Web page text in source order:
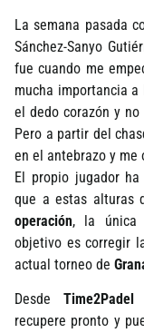
La semana pasada
Sánchez-Sanyo
fue cuando me
mucha importancia
el dedo corazón y
Pero a partir del
en el antebrazo y me
El propio jugador
que a estas alturas
operación, la única
objetivo es corregir
actual torneo de
Desde Time2Padel
recupere pronto y